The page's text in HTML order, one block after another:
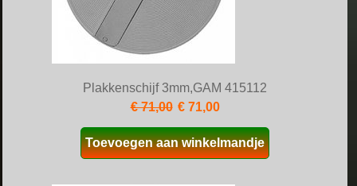
Plakkenschijf 3mm,GAM 415112
€ 71,00 € 71,00
Toevoegen aan winkelmandje